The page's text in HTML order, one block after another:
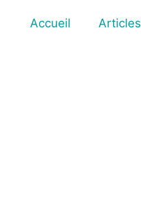
Accueil Articles